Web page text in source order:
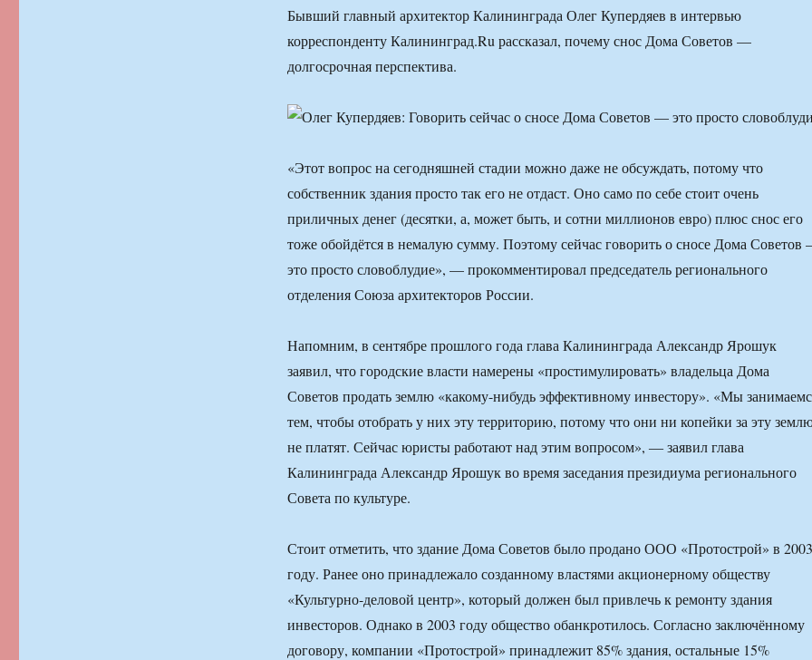
Бывший главный архитектор Калининграда Олег Купердяев в интервью
корреспонденту Калининград.Ru рассказал, почему снос Дома Советов —
долгосрочная перспектива.
«Этот вопрос на сегодняшней стадии можно даже не обсуждать, потому что
собственник здания просто так его не отдаст. Оно само по себе стоит очень
приличных денег (десятки, а, может быть, и сотни миллионов евро) плюс снос его
тоже обойдётся в немалую сумму. Поэтому сейчас говорить о сносе Дома
это просто словоблудие», — прокомментировал председатель регионального
отделения Союза архитекторов России.
Напомним, в сентябре прошлого года глава Калининграда Александр Ярошук
заявил, что городские власти намерены «простимулировать» владельца Дома
Советов продать землю «какому-нибудь эффективному инвестору». «Мы
тем, чтобы отобрать у них эту территорию, потому что они ни копейки за эту
не платят. Сейчас юристы работают над этим вопросом», ― заявил глава
Калининграда Александр Ярошук во время заседания президиума регионального
Совета по культуре.
Стоит отметить, что здание Дома Советов было продано ООО «Протострой» в 2003
году. Ранее оно принадлежало созданному властями акционерному обществу
«Культурно-деловой центр», который должен был привлечь к ремонту здания
инвесторов. Однако в 2003 году общество обанкротилось. Согласно заключённому
договору, компании «Протострой» принадлежит 85% здания, остальные 15%